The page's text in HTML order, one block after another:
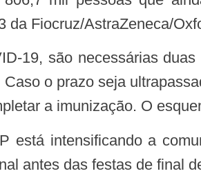
Fiocruz/AstraZeneca/
o prazo seja
a imunização. O
antes das festas de final